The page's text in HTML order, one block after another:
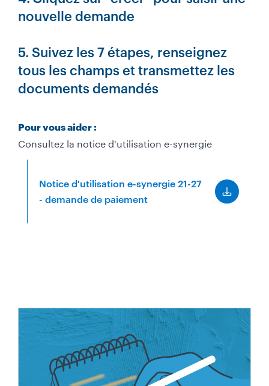
nouvelle demande
5. Suivez les 7 étapes, renseignez
tous les champs et transmettez les
documents demandés
Pour vous aider :
Consultez la notice d'utilisation e-synergie
Notice d'utilisation e-synergie 21-27
- demande de paiement